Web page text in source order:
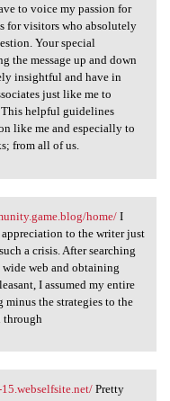
to voice my passion for
for visitors who absolutely
Your special
the message up and down
insightful and have in
just like me to
helpful guidelines
like me and especially to
from all of us.
home/I
appreciation to the writer just
a crisis. After searching
web and obtaining
I assumed my entire
minus the strategies to the
through
Pretty